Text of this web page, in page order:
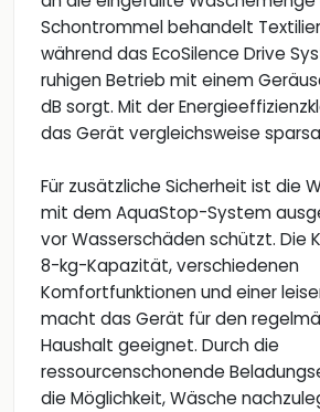
Schontrommel behandelt
während das EcoSilence Drive
ruhigen Betrieb mit einem
dB sorgt. Mit der
das Gerät vergleichsweise
Für zusätzliche Sicherheit ist die
mit dem AquaStop-System
vor Wasserschäden schützt. Die
8-kg-Kapazität, verschiedenen
Komfortfunktionen und einer
macht das Gerät für den
Haushalt geeignet. Durch die
ressourcenschonende
die Möglichkeit, Wäsche